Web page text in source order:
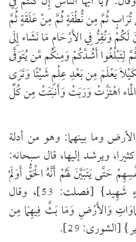
ثُمَّ مِن نُّطْفَةٍ ثُمَّ مِنْ عَلَقَةٍ ثُمَّ
وَنُقِرُّ فِي الأَرْحَامِ مَا نَشَاء إِلَى
أَشُدَّكُمْ وَمِنكُم مَّن يُتَوَفَّى
يَعْلَمَ مِن بَعْدِ عِلْمٍ شَيْئًا وَتَرَى
اهْتَزَّتْ وَرَبَتْ وَأَنبَتَتْ مِن كُلِّ
وما بينهما: وهو من أدلة
ويرشد إليها، قال سبحانه:
حَتَّى يَتَبَيَّنَ لَهُمْ أَنَّهُ الْحَقُّ أَوَلَمْ
يَكْفِ بِرَبِّكَ أَنَّهُ عَلَى كُلِّ شَيْءٍ شَهِيد} [فصلت: 53]، وقال
وَالأَرْضِ وَمَا بَثَّ فِيهِمَا مِن
[الشورى: 29].